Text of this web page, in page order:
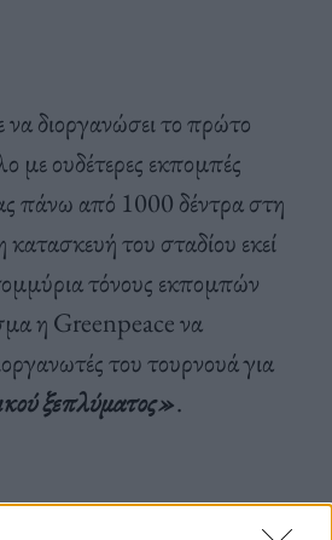
διοργανώσει το πρώτο
ουδέτερες εκπομπές
πάνω από 1000 δέντρα στη
του σταδίου εκεί
τόνους εκπομπών
η Greenpeace να
του τουρνουά για
ξεπλύματος».